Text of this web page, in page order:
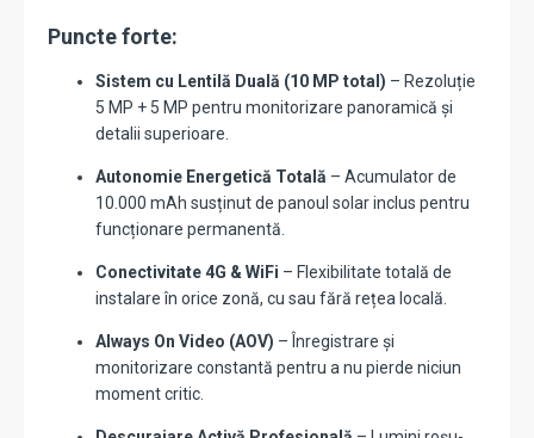
Puncte forte:
Sistem cu Lentilă Duală (10 MP total) – Rezoluție
5 MP + 5 MP pentru monitorizare panoramică și
detalii superioare.
Autonomie Energetică Totală – Acumulator de
10.000 mAh susținut de panoul solar inclus pentru
funcționare permanentă.
Conectivitate 4G & WiFi – Flexibilitate totală de
instalare în orice zonă, cu sau fără rețea locală.
Always On Video (AOV) – Înregistrare și
monitorizare constantă pentru a nu pierde niciun
moment critic.